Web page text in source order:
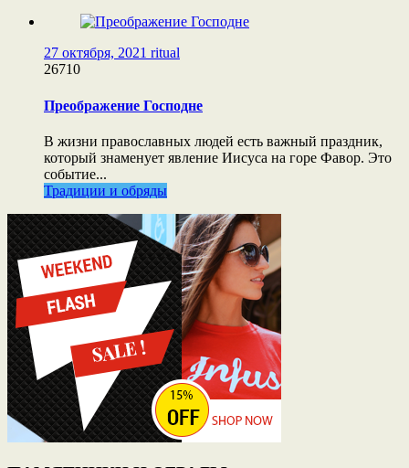
27 октября, 2021 ritual
26710
Преображение Господне
В жизни православных людей есть важный праздник,
который знаменует явление Иисуса на горе Фавор. Это
событие...
Традиции и обряды